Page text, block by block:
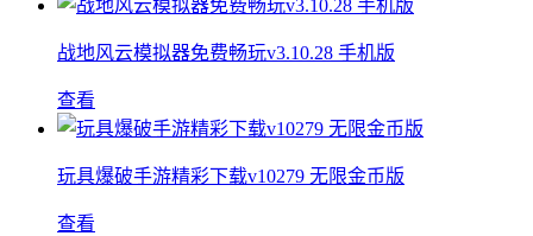
战地风云模拟器免费畅玩v3.10.28 手机版
查看
玩具爆破手游精彩下载v10279 无限金币版
查看